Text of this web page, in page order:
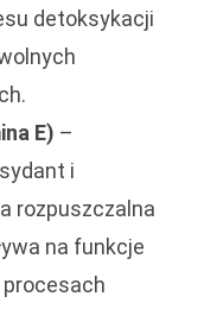
detoksykacji
E) –
i
rozpuszczalna
na funkcje